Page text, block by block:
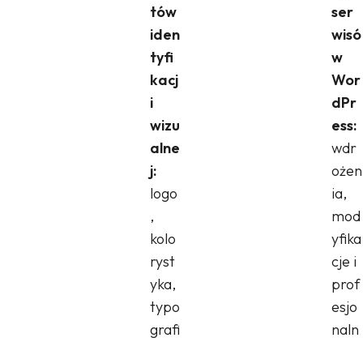
tów
iden
tyfi
kacj
i
wizu
alne
j:
logo
,
kolo
ryst
yka,
typo
grafi
ser
wisó
w
Wor
dPr
ess:
wdr
ożen
ia,
mod
yfika
cje i
prof
esjo
naln